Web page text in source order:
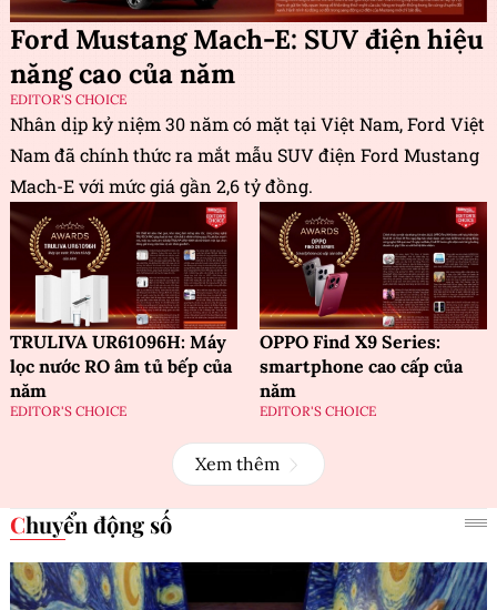
Ford Mustang Mach-E: SUV điện hiệu
năng cao của năm
EDITOR'S CHOICE
Nhân dịp kỷ niệm 30 năm có mặt tại Việt Nam, Ford Việt
Nam đã chính thức ra mắt mẫu SUV điện Ford Mustang
Mach-E với mức giá gần 2,6 tỷ đồng.
TRULIVA UR61096H: Máy
lọc nước RO âm tủ bếp của
năm
EDITOR'S CHOICE
OPPO Find X9 Series:
smartphone cao cấp của
năm
EDITOR'S CHOICE
Xem thêm
Chuyển động số